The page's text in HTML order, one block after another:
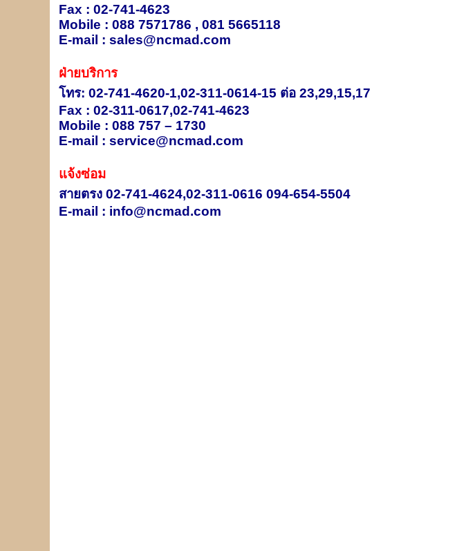
Fax : 02-741-4623
Mobile : 088 7571786 , 081 5665118
E-mail : sales@ncmad.com
ฝ่ายบริการ
โทร: 02-741-4620-1,02-311-0614-15 ต่อ 23,29,15,17
Fax : 02-311-0617,02-741-4623
Mobile : 088 757 – 1730
E-mail : service@ncmad.com
แจ้งซ่อม
สายตรง 02-741-4624,02-311-0616 094-654-5504
E-mail : info@ncmad.com